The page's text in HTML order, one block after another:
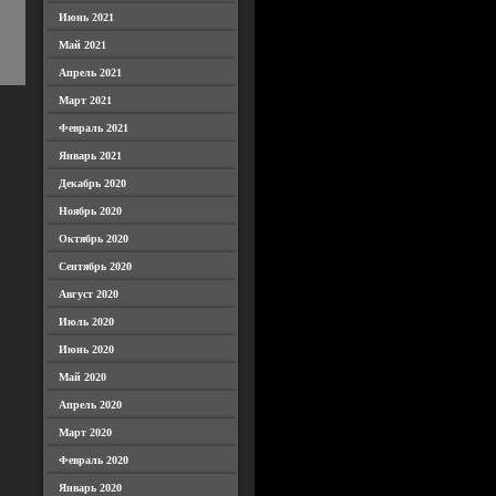
Июнь 2021
Май 2021
Апрель 2021
Март 2021
Февраль 2021
Январь 2021
Декабрь 2020
Ноябрь 2020
Октябрь 2020
Сентябрь 2020
Август 2020
Июль 2020
Июнь 2020
Май 2020
Апрель 2020
Март 2020
Февраль 2020
Январь 2020